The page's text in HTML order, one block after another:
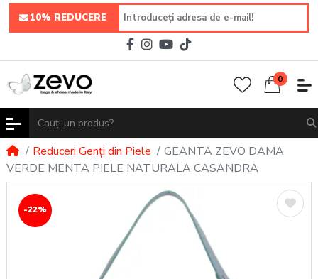
10% REDUCERE
0
Reduceri Genți din Piele
GEANTA ZEVO DAMA
VERDE MENTA PIELE NATURALA CASANDRA
-22%